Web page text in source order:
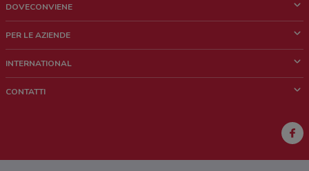
DOVECONVIENE
Chi siamo
Lavora con noi
PER LE AZIENDE
Richieste commerciali e marketing
INTERNATIONAL
CONTATTI
Hai un malfunzionamento sul web o sull'app?